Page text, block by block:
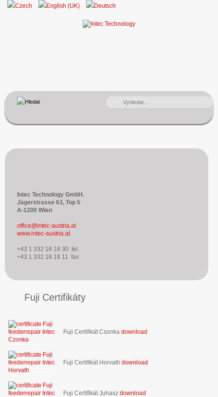
VYHLEDÁVÁNÍ...
Intec Technology GmbH.
Jägerstrasse 63, Top 5
A-1200 Wien
office@intec-austria.at
www.intec-austria.at
+43 1 332 16 16 30 tel.
+43 1 332 16 16 11 fax
Fuji Certifikáty
Fuji Certifikát Csonka download
Fuji Certifikát Horvath download
Fuji Certifikát Juhasz download